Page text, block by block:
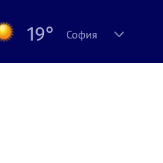
19° София